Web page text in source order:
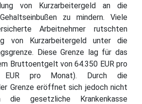
von Kurzarbeitergeld an die
zu mindern. Viele
Arbeitnehmer rutschten
von Kurzarbeitergeld unter die
Diese Grenze lag für das
Bruttoentgelt von 64.350 EUR pro
EUR pro Monat). Durch die
Grenze eröffnet sich jedoch nicht
gesetzliche Krankenkasse